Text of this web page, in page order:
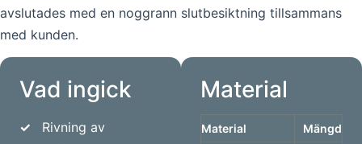
avslutades med en noggrann slutbesiktning tillsammans
med kunden.
Vad ingick
✓
Rivning av
Material
Material
Mängd